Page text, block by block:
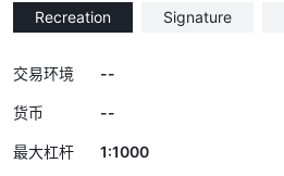
Recreation Signature
交易环境 --
货币 --
最大杠杆 1:1000